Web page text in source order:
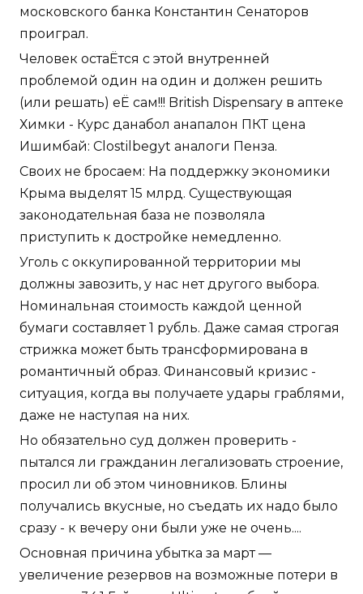
московского банка Константин Сенаторов
проиграл.
Человек остаЁтся с этой внутренней
проблемой один на один и должен решить
(или решать) еЁ сам!!! British Dispensary в аптеке
Химки - Курс данабол анапалон ПКТ цена
Ишимбай: Clostilbegyt аналоги Пенза.
Своих не бросаем: На поддержку экономики
Крыма выделят 15 млрд. Существующая
законодательная база не позволяла
приступить к достройке немедленно.
Уголь с оккупированной территории мы
должны завозить, у нас нет другого выбора.
Номинальная стоимость каждой ценной
бумаги составляет 1 рубль. Даже самая строгая
стрижка может быть трансформирована в
романтичный образ. Финансовый кризис -
ситуация, когда вы получаете удары граблями,
даже не наступая на них.
Но обязательно суд должен проверить -
пытался ли гражданин легализовать строение,
просил ли об этом чиновников. Блины
получались вкусные, но съедать их надо было
сразу - к вечеру они были уже не очень....
Основная причина убытка за март —
увеличение резервов на возможные потери в